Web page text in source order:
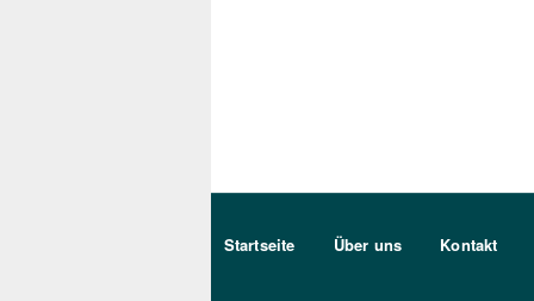
Sekundärmenu DE
Startseite Über uns Kontakt